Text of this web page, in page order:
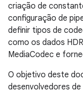
criação de
configuração de
definir tipos de
como os dados
MediaCodec e
O objetivo deste
desenvolvedores